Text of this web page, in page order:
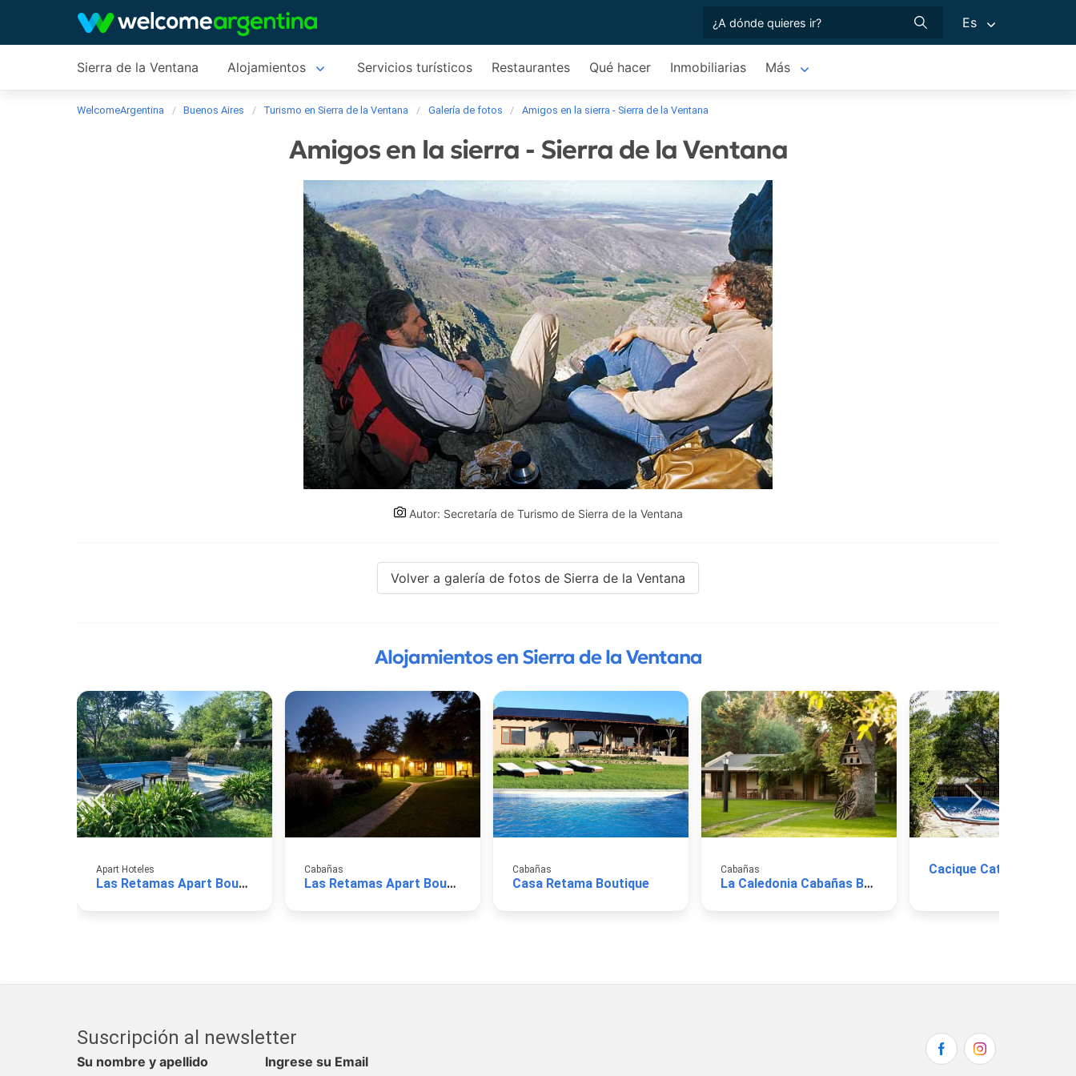
Es
Sierra de la Ventana Alojamientos Servicios turísticos Restaurantes Qué hacer Inmobiliarias Más
WelcomeArgentina Buenos Aires Turismo en Sierra de la Ventana Galería de fotos Amigos en la sierra - Sierra de la Ventana
Amigos en la sierra - Sierra de la Ventana
Autor: Secretaría de Turismo de Sierra de la Ventana
Volver a galería de fotos de Sierra de la Ventana
Alojamientos en Sierra de la Ventana
Apart Hoteles
Las Retamas Apart Boutique
Cabañas
Las Retamas Apart Boutique
Cabañas
Casa Retama Boutique
Cabañas
La Caledonia Cabañas Boutique
Cacique Catriel
Suscripción al newsletter
Su nombre y apellido Ingrese su Email